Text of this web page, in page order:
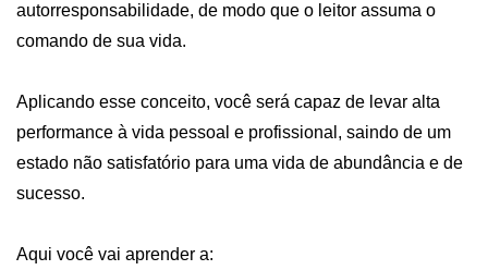
autorresponsabilidade, de modo que o leitor assuma o
comando de sua vida.
Aplicando esse conceito, você será capaz de levar alta
performance à vida pessoal e profissional, saindo de um
estado não satisfatório para uma vida de abundância e de
sucesso.
Aqui você vai aprender a: